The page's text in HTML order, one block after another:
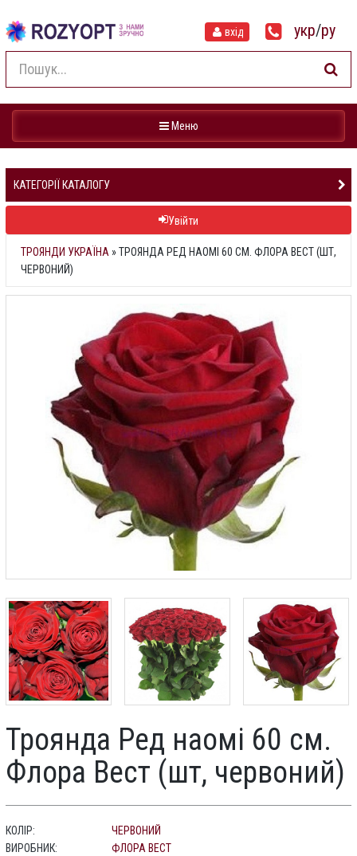
вхід укр/ру
Навігація
Меню
КАТЕГОРІЇ КАТАЛОГУ
Увійти
ТРОЯНДИ УКРАЇНА »ТРОЯНДА РЕД НАОМІ 60 СМ. ФЛОРА ВЕСТ (ШТ,
ЧЕРВОНИЙ)
Троянда Ред наомі 60 см.
Флора Вест (шт, червоний)
КОЛІР:
ЧЕРВОНИЙ
ВИРОБНИК:
ФЛОРА ВЕСТ